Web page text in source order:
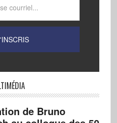
de Bruno